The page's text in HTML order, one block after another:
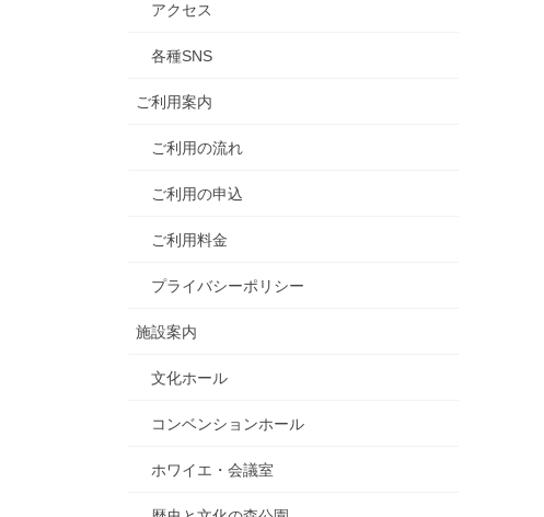
アクセス
各種SNS
ご利用案内
ご利用の流れ
ご利用の申込
ご利用料金
プライバシーポリシー
施設案内
文化ホール
コンベンションホール
ホワイエ・会議室